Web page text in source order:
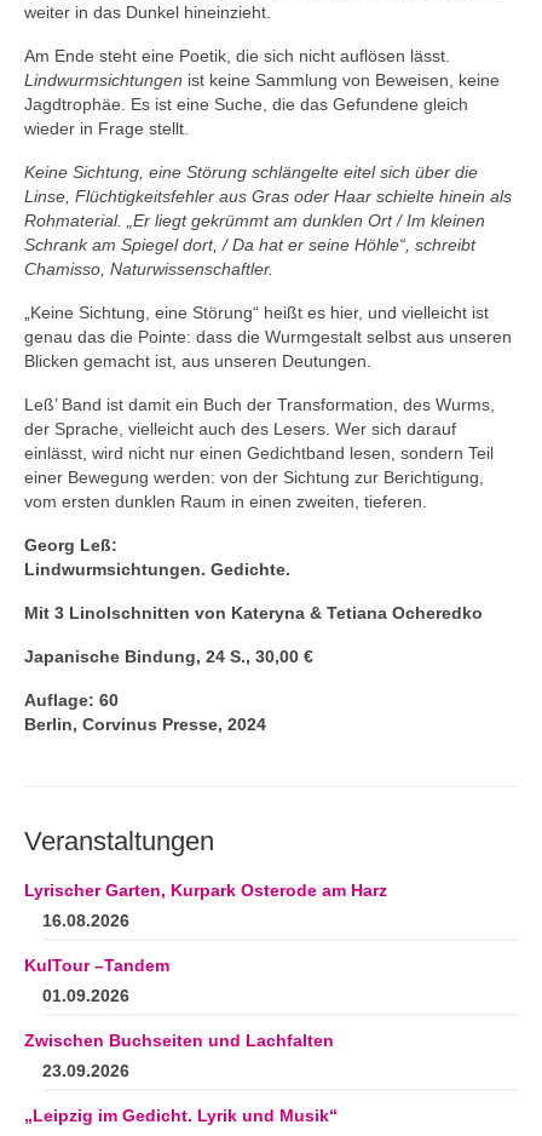
weiter in das Dunkel hineinzieht.
Am Ende steht eine Poetik, die sich nicht auflösen lässt.
Lindwurmsichtungen ist keine Sammlung von Beweisen, keine
Jagdtrophäe. Es ist eine Suche, die das Gefundene gleich
wieder in Frage stellt.
Keine Sichtung, eine Störung schlängelte eitel sich über die
Linse, Flüchtigkeitsfehler aus Gras oder Haar schielte hinein als
Rohmaterial. „Er liegt gekrümmt am dunklen Ort / Im kleinen
Schrank am Spiegel dort, / Da hat er seine Höhle“, schreibt
Chamisso, Naturwissenschaftler.
„Keine Sichtung, eine Störung“ heißt es hier, und vielleicht ist
genau das die Pointe: dass die Wurmgestalt selbst aus unseren
Blicken gemacht ist, aus unseren Deutungen.
Leß’ Band ist damit ein Buch der Transformation, des Wurms,
der Sprache, vielleicht auch des Lesers. Wer sich darauf
einlässt, wird nicht nur einen Gedichtband lesen, sondern Teil
einer Bewegung werden: von der Sichtung zur Berichtigung,
vom ersten dunklen Raum in einen zweiten, tieferen.
Georg Leß:
Lindwurmsichtungen. Gedichte.
Mit 3 Linolschnitten von Kateryna & Tetiana Ocheredko
Japanische Bindung, 24 S., 30,00 €
Auflage: 60
Berlin, Corvinus Presse, 2024
Veranstaltungen
Lyrischer Garten, Kurpark Osterode am Harz
16.08.2026
KulTour –Tandem
01.09.2026
Zwischen Buchseiten und Lachfalten
23.09.2026
„Leipzig im Gedicht. Lyrik und Musik“